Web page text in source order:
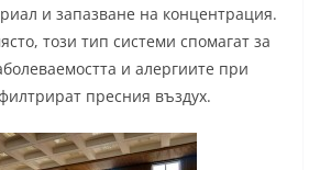
и запазване на концентрация.
този тип системи спомагат за
и алергиите при
пресния въздух.